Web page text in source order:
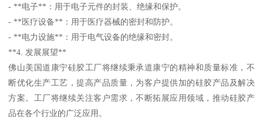
- **电子**：用于电子元件的封装、绝缘和保护。
- **医疗设备**：用于医疗器械的密封和防护。
- **电力设施**：用于电气设备的绝缘和密封。
**4. 发展展望**
佛山美国道康宁硅胶工厂将继续秉承道康宁的精神和质量标准，不
断优化生产工艺，提高产品质量，为客户提供加的硅胶产品及解决
方案。工厂将继续关注客户需求，不断拓展应用领域，推动硅胶产
品在各个行业的广泛应用。